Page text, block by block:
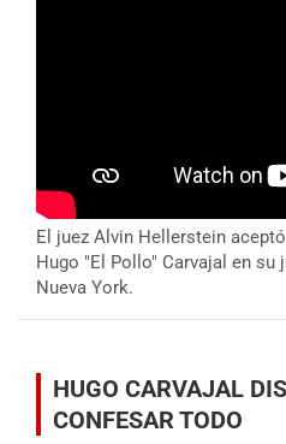
El juez Alvin Hellerstein
Hugo "El Pollo" Carvajal en
Nueva York.
HUGO CARVAJAL
CONFESAR TODO